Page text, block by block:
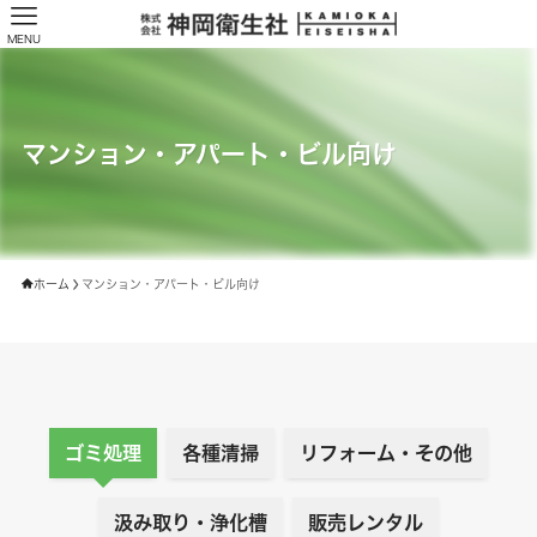
MENU
マンション・アパート・ビル向け
ホーム マンション・アパート・ビル向け
ゴミ処理 各種清掃 リフォーム・その他
汲み取り・浄化槽 販売レンタル